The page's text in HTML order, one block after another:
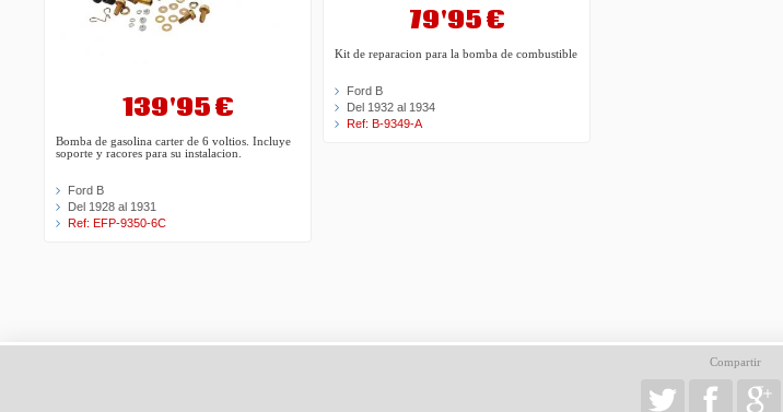
139'95 €
Bomba de gasolina carter de 6 voltios. Incluye
soporte y racores para su instalacion.
Ford B
Del 1928 al 1931
Ref: EFP-9350-6C
79'95 €
Kit de reparacion para la bomba de combustible
Ford B
Del 1932 al 1934
Ref: B-9349-A
Compartir